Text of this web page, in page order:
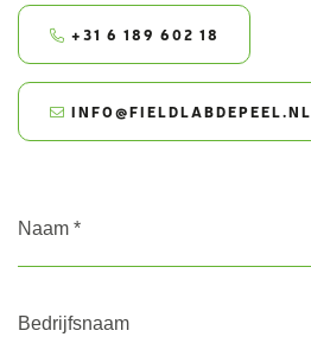
+31 6 189 602 18
INFO@FIELDLABDEPEEL.NL